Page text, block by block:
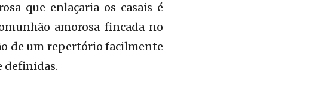
que enlaçaria os casais é
amorosa fincada no
de um repertório facilmente
definidas.